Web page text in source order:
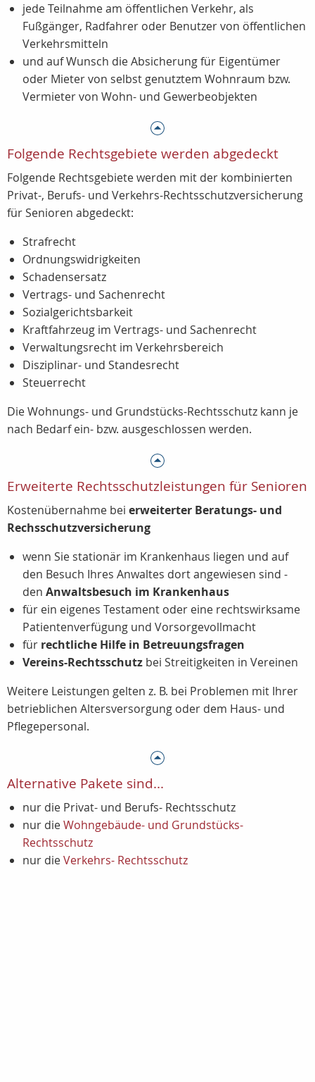
jede Teilnahme am öffentlichen Verkehr, als
Fußgänger, Radfahrer oder Benutzer von öffentlichen
Verkehrsmitteln
und auf Wunsch die Absicherung für Eigentümer
oder Mieter von selbst genutztem Wohnraum bzw.
Vermieter von Wohn- und Gewerbeobjekten
Folgende Rechtsgebiete werden abgedeckt
Folgende Rechtsgebiete werden mit der kombinierten
Privat-, Berufs- und Verkehrs-Rechtsschutzversicherung
für Senioren abgedeckt:
Strafrecht
Ordnungswidrigkeiten
Schadensersatz
Vertrags- und Sachenrecht
Sozialgerichtsbarkeit
Kraftfahrzeug im Vertrags- und Sachenrecht
Verwaltungsrecht im Verkehrsbereich
Disziplinar- und Standesrecht
Steuerrecht
Die Wohnungs- und Grundstücks-Rechtsschutz kann je
nach Bedarf ein- bzw. ausgeschlossen werden.
Erweiterte Rechtsschutzleistungen für Senioren
Kostenübernahme bei erweiterter Beratungs- und
Rechsschutzversicherung
wenn Sie stationär im Krankenhaus liegen und auf
den Besuch Ihres Anwaltes dort angewiesen sind -
den Anwaltsbesuch im Krankenhaus
für ein eigenes Testament oder eine rechtswirksame
Patientenverfügung und Vorsorgevollmacht
für rechtliche Hilfe in Betreuungsfragen
Vereins-Rechtsschutz bei Streitigkeiten in Vereinen
Weitere Leistungen gelten z. B. bei Problemen mit Ihrer
betrieblichen Altersversorgung oder dem Haus- und
Pflegepersonal.
Alternative Pakete sind...
nur die Privat- und Berufs- Rechtsschutz
nur dieWohngebäude- und Grundstücks-
Rechtsschutz
nur dieVerkehrs- Rechtsschutz